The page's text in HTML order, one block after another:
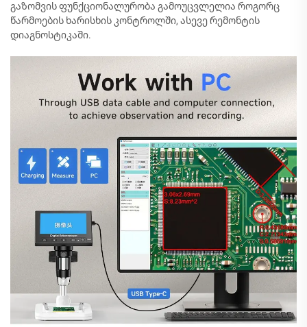
გაზომვის ფუნქციონალურობა გამოუცვლელია როგორც
წარმოების ხარისხის კონტროლში, ასევე რემონტის
დიაგნოსტიკაში.